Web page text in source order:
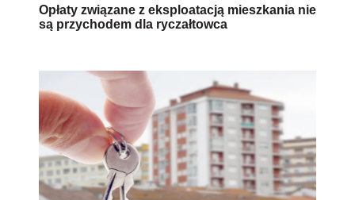
Opłaty związane z eksploatacją mieszkania nie
są przychodem dla ryczałtowca